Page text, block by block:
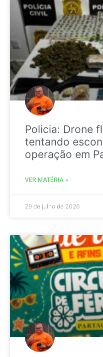
Policia: Drone
tentando
operação em
VER MATÉRIA »
29 de julho de 2026